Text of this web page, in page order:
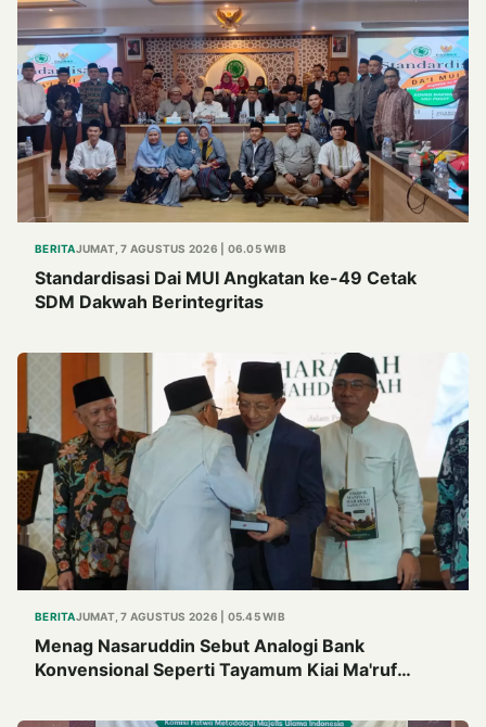
BERITAJUMAT, 7 AGUSTUS 2026 | 06.05 WIB
Standardisasi Dai MUI Angkatan ke-49 Cetak
SDM Dakwah Berintegritas
BERITAJUMAT, 7 AGUSTUS 2026 | 05.45 WIB
Menag Nasaruddin Sebut Analogi Bank
Konvensional Seperti Tayamum Kiai Ma'ruf